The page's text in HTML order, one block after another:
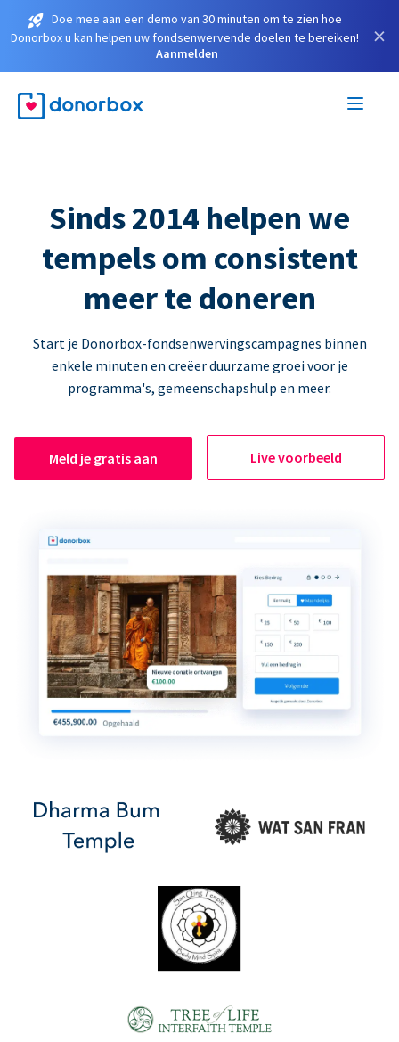
Doe mee aan een demo van 30 minuten om te zien hoe
Donorbox u kan helpen uw fondsenwervende doelen te bereiken!
Aanmelden
×
Sinds 2014 helpen we
tempels om consistent
meer te doneren
Start je Donorbox-fondsenwervingscampagnes binnen
enkele minuten en creëer duurzame groei voor je
programma's, gemeenschapshulp en meer.
Meld je gratis aan Live voorbeeld